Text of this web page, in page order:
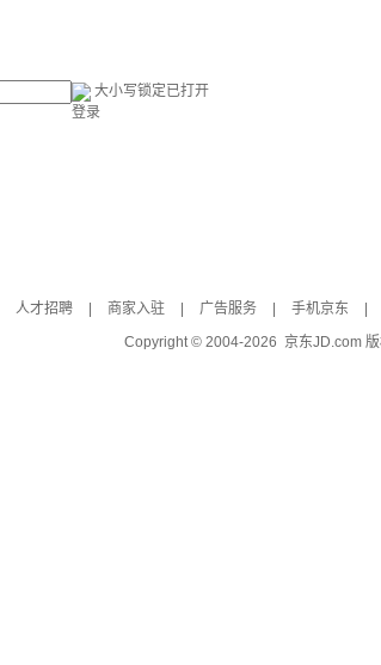
大小写锁定已打开
登录
人才招聘 商家入驻 广告服务 手机京东
Copyright © 2004-2026 京东JD.com